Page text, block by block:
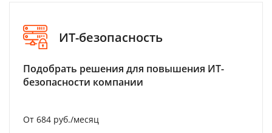
ИТ-безопасность
Подобрать решения для повышения ИТ-
безопасности компании
От 684 руб./месяц